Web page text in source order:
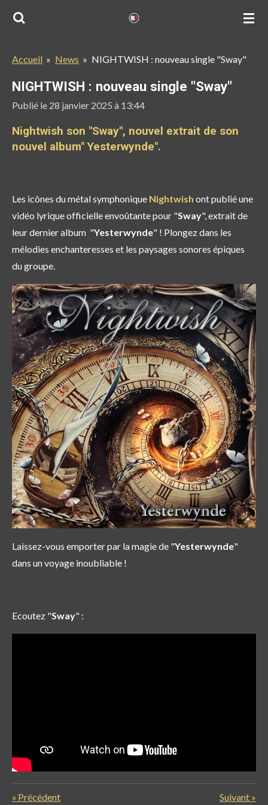
Passer
principal
Accueil » News » NIGHTWISH : nouveau single "Sway"
NIGHTWISH : nouveau single "Sway"
Publié le 28 janvier 2025 à 13:44
Nightwish son "Sway", nouvel extrait de son
nouvel album" Yesterwynde".
Les icônes du métal symphonique Nightwish ont publié une
vidéo lyrique officielle envoûtante pour "Sway", extrait de
leur dernier album "Yesterwynde" ! Plongez dans les
mélodies enchanteresses et les paysages sonores épiques
du groupe.
Laissez-vous emporter par la magie de "Yesterwynde"
dans un voyage inoubliable !
Ecoutez "Sway" :
« Précédent Suivant »